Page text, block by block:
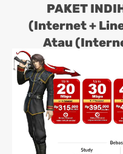
PAKET
(Internet +
Atau